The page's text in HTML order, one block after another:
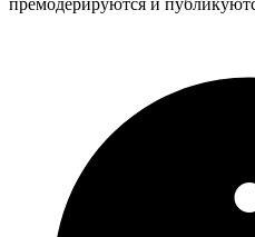
премодерируются и